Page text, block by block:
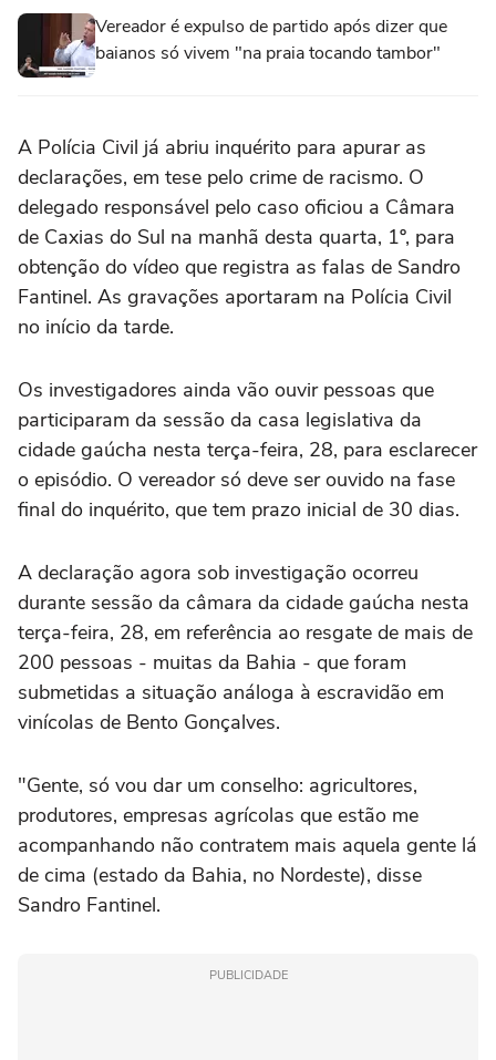
Vereador é expulso de partido após dizer que
baianos só vivem "na praia tocando tambor"
A Polícia Civil já abriu inquérito para apurar as
declarações, em tese pelo crime de racismo. O
delegado responsável pelo caso oficiou a Câmara
de Caxias do Sul na manhã desta quarta, 1º, para
obtenção do vídeo que registra as falas de Sandro
Fantinel. As gravações aportaram na Polícia Civil
no início da tarde.
Os investigadores ainda vão ouvir pessoas que
participaram da sessão da casa legislativa da
cidade gaúcha nesta terça-feira, 28, para esclarecer
o episódio. O vereador só deve ser ouvido na fase
final do inquérito, que tem prazo inicial de 30 dias.
A declaração agora sob investigação ocorreu
durante sessão da câmara da cidade gaúcha nesta
terça-feira, 28, em referência ao resgate de mais de
200 pessoas - muitas da Bahia - que foram
submetidas a situação análoga à escravidão em
vinícolas de Bento Gonçalves.
"Gente, só vou dar um conselho: agricultores,
produtores, empresas agrícolas que estão me
acompanhando não contratem mais aquela gente lá
de cima (estado da Bahia, no Nordeste), disse
Sandro Fantinel.
PUBLICIDADE